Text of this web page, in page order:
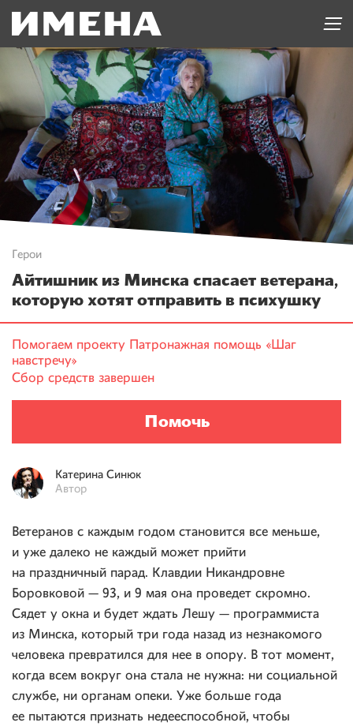
Герои
Айтишник из Минска спасает ветерана,
которую хотят отправить в психушку
Помогаем проекту Патронажная помощь «Шаг
навстречу»
Сбор средств завершен
Помочь
Катерина Синюк
Автор
Ветеранов с каждым годом становится все меньше,
и уже далеко не каждый может прийти
на праздничный парад. Клавдии Никандровне
Боровковой — 93, и 9 мая она проведет скромно.
Сядет у окна и будет ждать Лешу — программиста
из Минска, который три года назад из незнакомого
человека превратился для нее в опору. В тот момент,
когда всем вокруг она стала не нужна: ни социальной
службе, ни органам опеки. Уже больше года
ее пытаются признать недееспособной, чтобы